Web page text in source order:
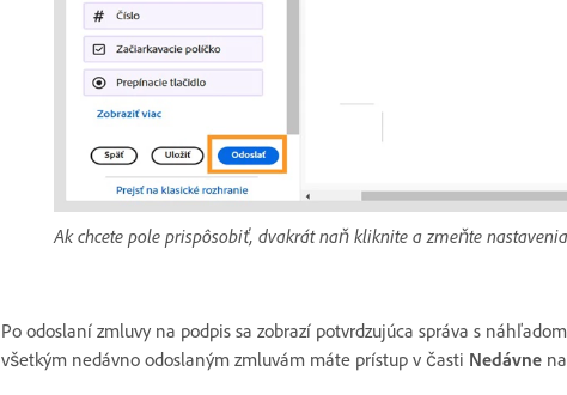
Ak chcete pole prispôsobiť, dvakrát naň kliknite a zmeňte
Po odoslaní zmluvy na podpis sa zobrazí potvrdzujúca správa s
všetkým nedávno odoslaným zmluvám máte prístup v časti Nedávne